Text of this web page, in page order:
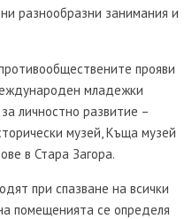
разнообразни занимания и
прояви
младежки
личностно развитие –
музей, Къща музей
в Стара Загора.
при спазване на всички
помещенията се определя